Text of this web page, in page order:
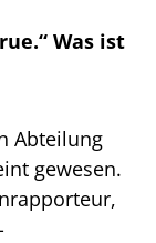
Was ist
Abteilung
gewesen.